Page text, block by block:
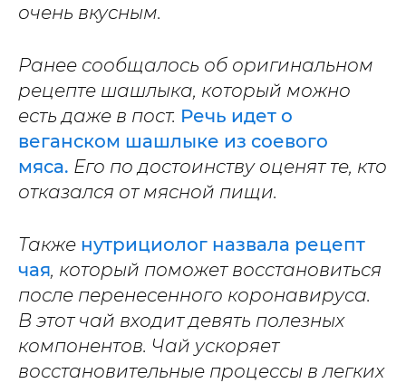
очень вкусным.
Ранее сообщалось об оригинальном
рецепте шашлыка, который можно
есть даже в пост. Речь идет о
веганском шашлыке из соевого
мяса. Его по достоинству оценят те, кто
отказался от мясной пищи.
Также нутрициолог назвала рецепт
чая, который поможет восстановиться
после перенесенного коронавируса.
В этот чай входит девять полезных
компонентов. Чай ускоряет
восстановительные процессы в легких